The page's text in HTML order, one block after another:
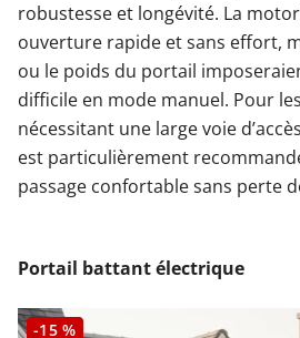
robustesse et longévité. La
ouverture rapide et sans effort,
ou le poids du portail
difficile en mode manuel. Pour
nécessitant une large voie
est particulièrement
passage confortable sans perte
Portail battant électrique
-15 %